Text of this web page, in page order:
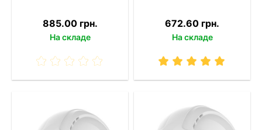
885.00 грн.
На складе
672.60 грн.
На складе